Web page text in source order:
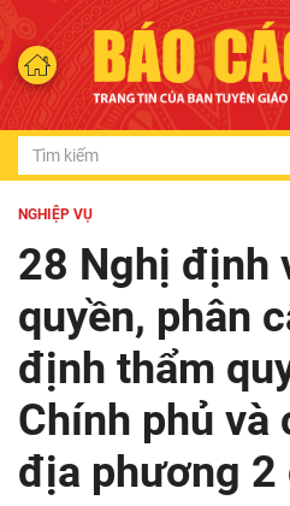
NGHIỆP VỤ
28 Nghị định
quyền, phân
định thẩm
Chính phủ và
địa phương 2